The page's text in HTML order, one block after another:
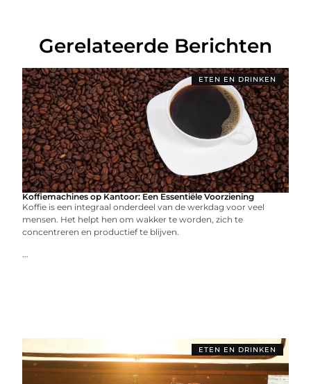
Gerelateerde Berichten
ETEN EN DRINKEN
Koffiemachines op Kantoor: Een Essentiële Voorziening
Koffie is een integraal onderdeel van de werkdag voor veel
mensen. Het helpt hen om wakker te worden, zich te
concentreren en productief te blijven.
...
ETEN EN DRINKEN